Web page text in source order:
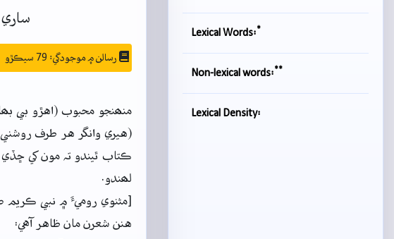
Lexical Words:*
Non-lexical words:**
Lexical Density:
ساري
رسالن ۾ موجودگي: 79 سيڪڙو
منھنجو محبوب (اهڙو بي
(هيري وانگر هر طرف
ڪتاب ٿيندو تہ مون کي
لھندو.
[مثنوي روميءَ ۾ نبي ڪريم
هنن شعرن مان ظاهر آهي: